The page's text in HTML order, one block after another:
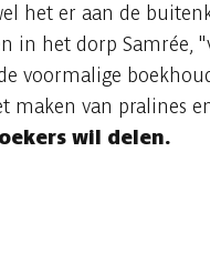
het er aan de
het dorp Samrée,
voormalige
van pralines
wil delen.